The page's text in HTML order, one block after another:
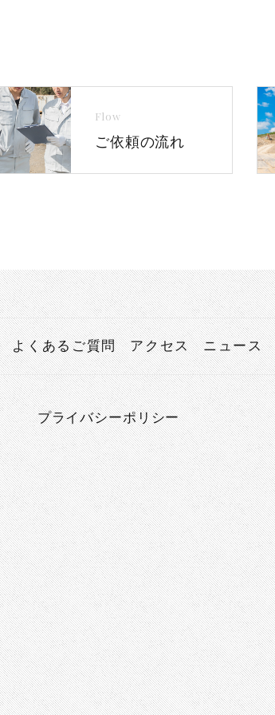
Flow
ご依頼の流れ
よくあるご質問 アクセス ニュース
プライバシーポリシー